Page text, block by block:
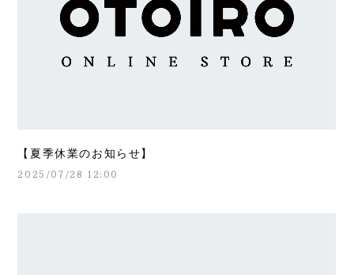
【夏季休業のお知らせ】
2025/07/28 12:00